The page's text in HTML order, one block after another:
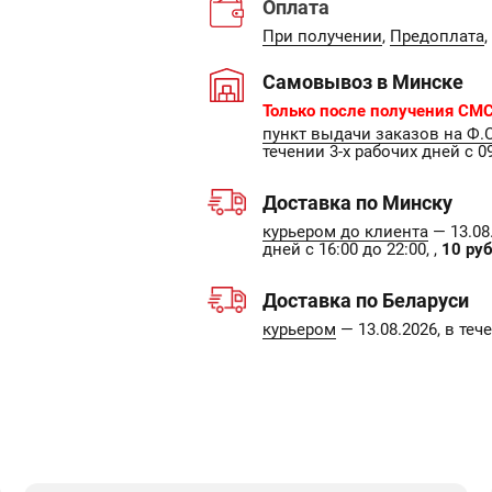
Оплата
При получении, Предоплата,
Самовывоз в Минске
Только после получения
пункт выдачи заказов на
течении 3-х рабочих дней с
Доставка по Минску
курьером до клиента —
дней с 16:00 до 22:00, , 10
Доставка по Беларуси
курьером — 13.08.2026, в